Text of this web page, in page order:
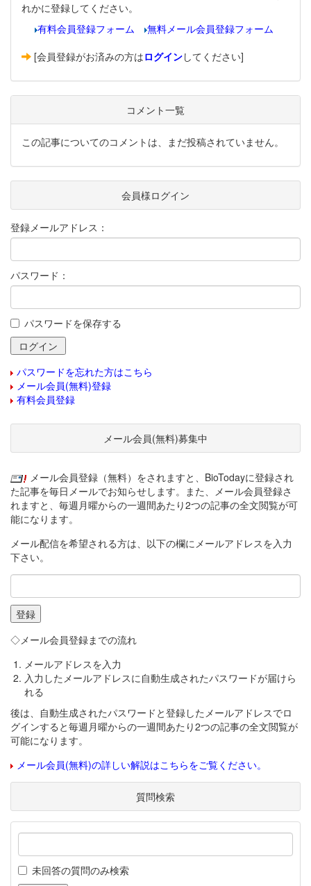
れかに登録してください。
有料会員登録フォーム
無料メール会員登録フォーム
[会員登録がお済みの方はログインしてください]
コメント一覧
この記事についてのコメントは、まだ投稿されていません。
会員様ログイン
登録メールアドレス：
パスワード：
パスワードを保存する
パスワードを忘れた方はこちら
メール会員(無料)登録
有料会員登録
メール会員(無料)募集中
メール会員登録（無料）をされますと、BioTodayに登録され
た記事を毎日メールでお知らせします。また、メール会員登録さ
れますと、毎週月曜からの一週間あたり2つの記事の全文閲覧が可
能になります。
メール配信を希望される方は、以下の欄にメールアドレスを入力
下さい。
◇メール会員登録までの流れ
メールアドレスを入力
入力したメールアドレスに自動生成されたパスワードが届けら
れる
後は、自動生成されたパスワードと登録したメールアドレスでロ
グインすると毎週月曜からの一週間あたり2つの記事の全文閲覧が
可能になります。
メール会員(無料)の詳しい解説はこちらをご覧ください。
質問検索
未回答の質問のみ検索